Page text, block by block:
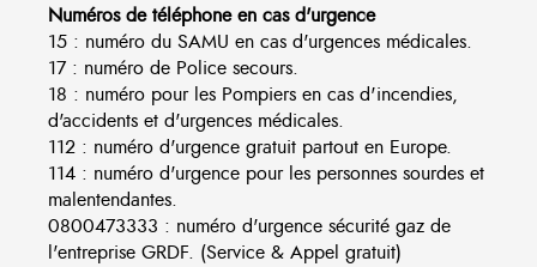
Numéros de téléphone en cas d'urgence
15 : numéro du SAMU en cas d'urgences médicales.
17 : numéro de Police secours.
18 : numéro pour les Pompiers en cas d'incendies,
d'accidents et d'urgences médicales.
112 : numéro d'urgence gratuit partout en Europe.
114 : numéro d'urgence pour les personnes sourdes et
malentendantes.
0800473333 : numéro d'urgence sécurité gaz de
l'entreprise GRDF. (Service & Appel gratuit)